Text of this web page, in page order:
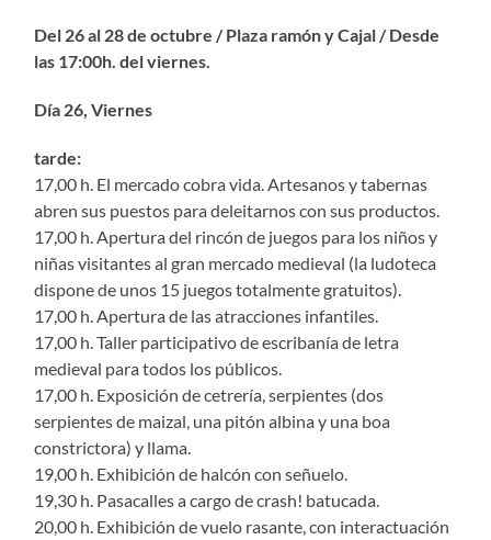
Del 26 al 28 de octubre / Plaza ramón y Cajal / Desde
las 17:00h. del viernes.
Día 26, Viernes
tarde:
17,00 h. El mercado cobra vida. Artesanos y tabernas
abren sus puestos para deleitarnos con sus productos.
17,00 h. Apertura del rincón de juegos para los niños y
niñas visitantes al gran mercado medieval (la ludoteca
dispone de unos 15 juegos totalmente gratuitos).
17,00 h. Apertura de las atracciones infantiles.
17,00 h. Taller participativo de escribanía de letra
medieval para todos los públicos.
17,00 h. Exposición de cetrería, serpientes (dos
serpientes de maizal, una pitón albina y una boa
constrictora) y llama.
19,00 h. Exhibición de halcón con señuelo.
19,30 h. Pasacalles a cargo de crash! batucada.
20,00 h. Exhibición de vuelo rasante, con interactuación